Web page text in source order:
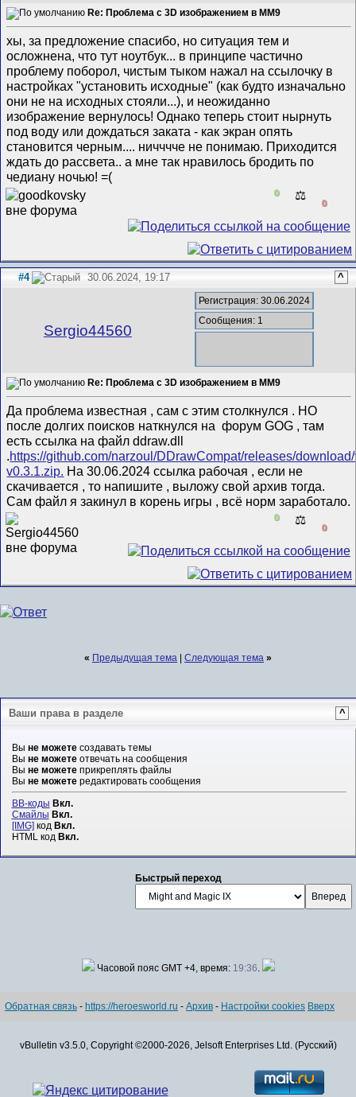
Re: Проблема с 3D изображением в MM9
хы, за предложение спасибо, но ситуация тем и
осложнена, что тут ноутбук... в принципе частично
проблему поборол, чистым тыком нажал на ссылочку в
настройках "установить исходные" (как будто изначально
они не на исходных стояли...), и неожиданно
изображение вернулось! Однако теперь стоит нырнуть
под воду или дождаться заката - как экран опять
становится черным.... ничччче не понимаю. Приходится
ждать до рассвета.. а мне так нравилось бродить по
чедиану ночью! =(
0 ⚖️
0
#4 30.06.2024, 19:17 ^
Sergio44560
Регистрация: 30.06.2024
Сообщения: 1
Re: Проблема с 3D изображением в MM9
Да проблема известная , сам с этим столкнулся . НО
после долгих поисков наткнулся на форум GOG , там
есть ссылка на файл ddraw.dll
.https://github.com/narzoul/DDrawCompat/releases/
v0.3.1.zip. На 30.06.2024 ссылка рабочая , если не
скачивается , то напишите , выложу свой архив тогда.
Сам файл я закинул в корень игры , всё норм заработало.
0 ⚖️
0
« Предыдущая тема | Следующая тема »
Ваши права в разделе ^
Вы не можетесоздавать темы
Вы не можетеотвечать на сообщения
Вы не можетеприкреплять файлы
Вы не можетередактировать сообщения
BB-коды Вкл.
Смайлы Вкл.
[IMG] код Вкл.
HTML код Вкл.
Быстрый переход
Часовой пояс GMT +4, время: 19:36
Обратная связь - https://heroesworld.ru - Архив - Настройки cookies Вверх
vBulletin v3.5.0, Copyright ©2000-2026, Jelsoft Enterprises Ltd. (Русский)